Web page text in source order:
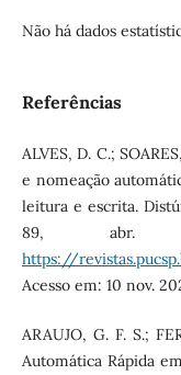
Não há dados
Referências
ALVES, D. C.;
e nomeação
leitura e escrita.
89, abr.
https://
Acesso em: 10 nov.
ARAUJO, G. F. S.;
Automática Rápida